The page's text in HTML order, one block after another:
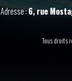
Adresse :6, rue
Tous droits